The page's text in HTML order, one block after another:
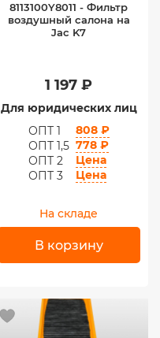
8113100Y8011 - Фильтр
воздушный салона на
Jac K7
1 197 ₽
Для юридических лиц
ОПТ 1
808 ₽
ОПТ 1,5 778 ₽
ОПТ 2
Цена
ОПТ 3
Цена
На складе
В корзину